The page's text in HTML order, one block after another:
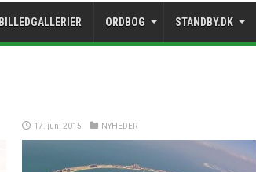
BILLEDGALLERIER ORDBOG STANDBY.DK
17. juni 2015 NYHEDER